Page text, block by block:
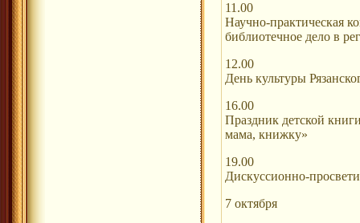
11.00
Научно-практическая
библиотечное дело в
12.00
День культуры
16.00
Праздник детской
мама, книжку»
19.00
Дискуссионно-
7 октября